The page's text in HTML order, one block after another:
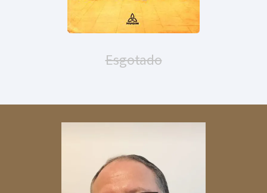
Esgotado